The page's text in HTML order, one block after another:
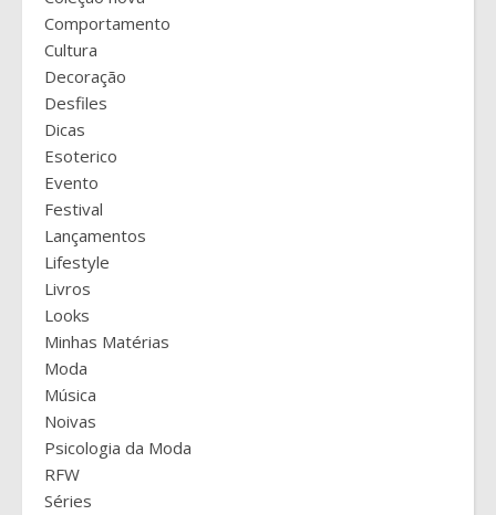
Comportamento
Cultura
Decoração
Desfiles
Dicas
Esoterico
Evento
Festival
Lançamentos
Lifestyle
Livros
Looks
Minhas Matérias
Moda
Música
Noivas
Psicologia da Moda
RFW
Séries